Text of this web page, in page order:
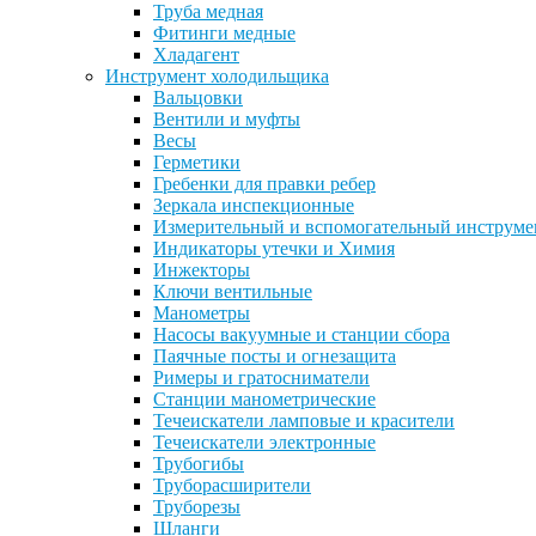
Труба медная
Фитинги медные
Хладагент
Инструмент холодильщика
Вальцовки
Вентили и муфты
Весы
Герметики
Гребенки для правки ребер
Зеркала инспекционные
Измерительный и вспомогательный
Индикаторы утечки и Химия
Инжекторы
Ключи вентильные
Манометры
Насосы вакуумные и станции сбора
Паячные посты и огнезащита
Римеры и гратосниматели
Станции манометрические
Течеискатели ламповые и красители
Течеискатели электронные
Трубогибы
Труборасширители
Труборезы
Шланги